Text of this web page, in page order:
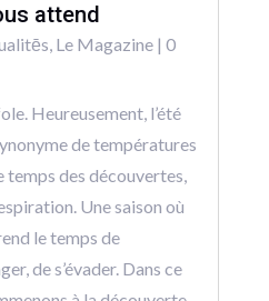
attend
, Le Magazine| 0
Heureusement, l’été
de températures
temps des découvertes,
Une saison où
le temps de
de s’évader. Dans ce